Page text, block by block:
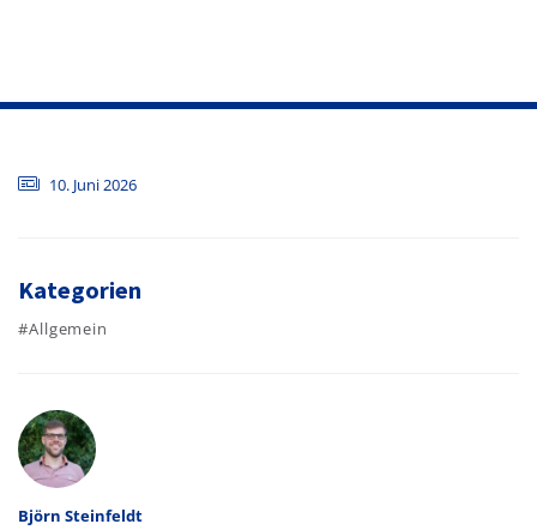
10. Juni 2026
Kategorien
#Allgemein
Autor
Björn Steinfeldt